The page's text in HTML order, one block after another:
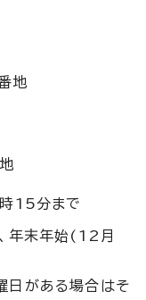
地
15分まで
、年末年始(12月
日がある場合はそ